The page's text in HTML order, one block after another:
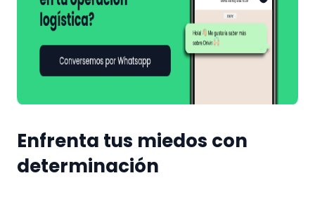
Enfrenta tus miedos con
determinación